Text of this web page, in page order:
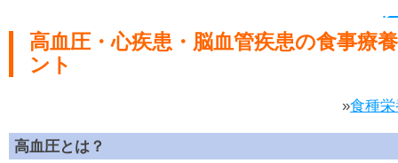
高血圧・心疾患・脳血管疾患の食事療
ント
»食種
高血圧とは？